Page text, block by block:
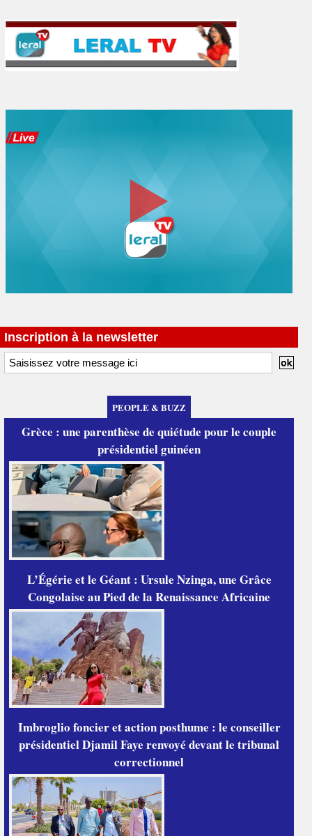
Inscription à la newsletter
PEOPLE & BUZZ
Grèce : une parenthèse de quiétude pour le couple
présidentiel guinéen
L’Égérie et le Géant : Ursule Nzinga, une Grâce
Congolaise au Pied de la Renaissance Africaine
Imbroglio foncier et action posthume : le conseiller
présidentiel Djamil Faye renvoyé devant le tribunal
correctionnel